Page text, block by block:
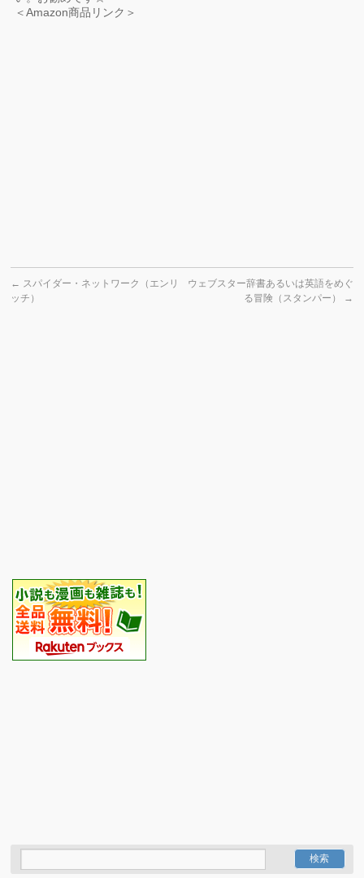
＜Amazon商品リンク＞
← スパイダー・ネットワーク（エンリ
ッチ）
ウェブスター辞書あるいは英語をめぐ
る冒険（スタンパー）
→